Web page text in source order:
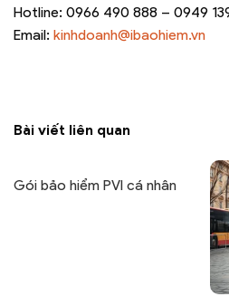
Hotline: 0966 490 888 – 0949
Email: kinhdoanh@ibaohiem.vn
Bài viết liên quan
Gói bảo hiểm PVI cá nhân